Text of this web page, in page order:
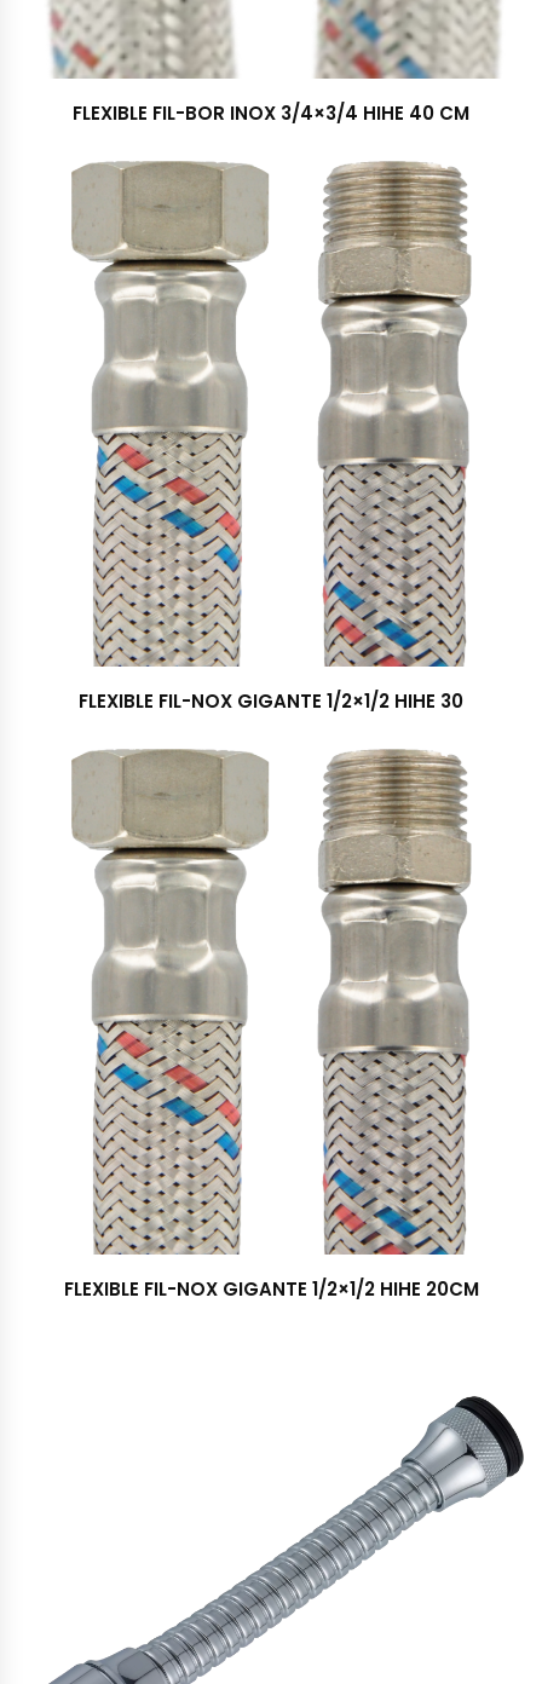
FLEXIBLE FIL-BOR INOX 3/4×3/4 HIHE 40 CM
FLEXIBLE FIL-NOX GIGANTE 1/2×1/2 HIHE 30
FLEXIBLE FIL-NOX GIGANTE 1/2×1/2 HIHE 20CM